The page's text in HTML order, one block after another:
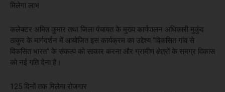
मिलेगा लाभ
कलेक्टर अमित कुमार तथा जिला पंचायत के मुख्य कार्यपालन अधिकारी मुकुंद
ठाकुर के मार्गदर्शन में आयोजित इस कार्यक्रम का उद्देश्य "विकसित गांव से
विकसित भारत" के संकल्प को साकार करना और ग्रामीण क्षेत्रों के समग्र विकास
को नई गति देना है।
125 दिनों तक मिलेगा रोजगार